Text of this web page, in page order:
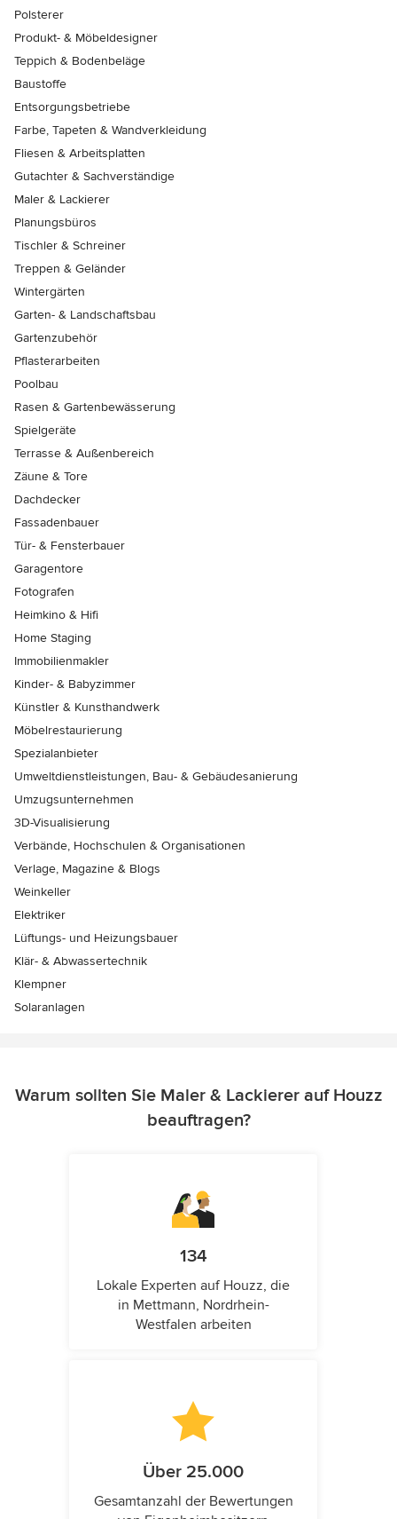
Polsterer
Produkt- & Möbeldesigner
Teppich & Bodenbeläge
Baustoffe
Entsorgungsbetriebe
Farbe, Tapeten & Wandverkleidung
Fliesen & Arbeitsplatten
Gutachter & Sachverständige
Maler & Lackierer
Planungsbüros
Tischler & Schreiner
Treppen & Geländer
Wintergärten
Garten- & Landschaftsbau
Gartenzubehör
Pflasterarbeiten
Poolbau
Rasen & Gartenbewässerung
Spielgeräte
Terrasse & Außenbereich
Zäune & Tore
Dachdecker
Fassadenbauer
Tür- & Fensterbauer
Garagentore
Fotografen
Heimkino & Hifi
Home Staging
Immobilienmakler
Kinder- & Babyzimmer
Künstler & Kunsthandwerk
Möbelrestaurierung
Spezialanbieter
Umweltdienstleistungen, Bau- & Gebäudesanierung
Umzugsunternehmen
3D-Visualisierung
Verbände, Hochschulen & Organisationen
Verlage, Magazine & Blogs
Weinkeller
Elektriker
Lüftungs- und Heizungsbauer
Klär- & Abwassertechnik
Klempner
Solaranlagen
Warum sollten Sie Maler & Lackierer auf Houzz
beauftragen?
134
Lokale Experten auf Houzz, die
in Mettmann, Nordrhein-
Westfalen arbeiten
Über 25.000
Gesamtanzahl der Bewertungen